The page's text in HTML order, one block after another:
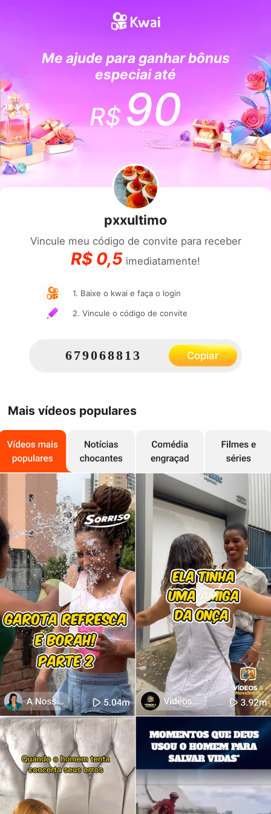
Me ajude para ganhar bônus
especiai até
R$90
pxxultimo
Vincule meu código de convite para receber
R$ 0,5 imediatamente!
1. Baixe o kwai e faça o login
2. Vincule o código de convite
679068813 Copiar
Mais vídeos populares